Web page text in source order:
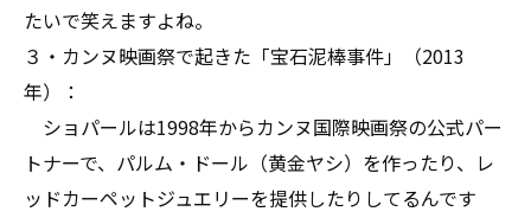
たいで笑えますよね。
３・カンヌ映画祭で起きた「宝石泥棒事件」（2013
年）：
ショパールは1998年からカンヌ国際映画祭の公式パー
トナーで、パルム・ドール（黄金ヤシ）を作ったり、レ
ッドカーペットジュエリーを提供したりしてるんです